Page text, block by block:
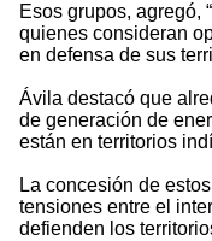
Esos grupos, agregó,
quienes consideran
en defensa de sus
Ávila destacó que
de generación de
están en territorios
La concesión de
tensiones entre el
defienden los